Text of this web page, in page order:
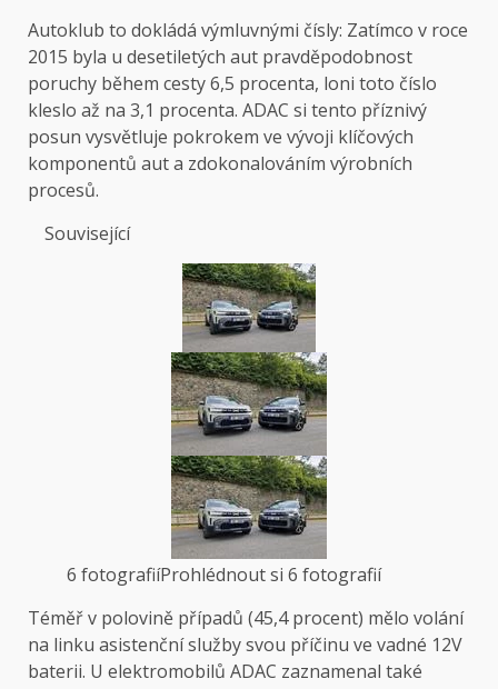
Autoklub to dokládá výmluvnými čísly: Zatímco v roce
2015 byla u desetiletých aut pravděpodobnost
poruchy během cesty 6,5 procenta, loni toto číslo
kleslo až na 3,1 procenta. ADAC si tento příznivý
posun vysvětluje pokrokem ve vývoji klíčových
komponentů aut a zdokonalováním výrobních
procesů.
Související
6 fotografiíProhlédnout si 6 fotografií
Téměř v polovině případů (45,4 procent) mělo volání
na linku asistenční služby svou příčinu ve vadné 12V
baterii. U elektromobilů ADAC zaznamenal také